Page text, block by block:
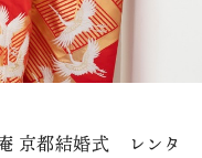
京都結婚式 レンタ